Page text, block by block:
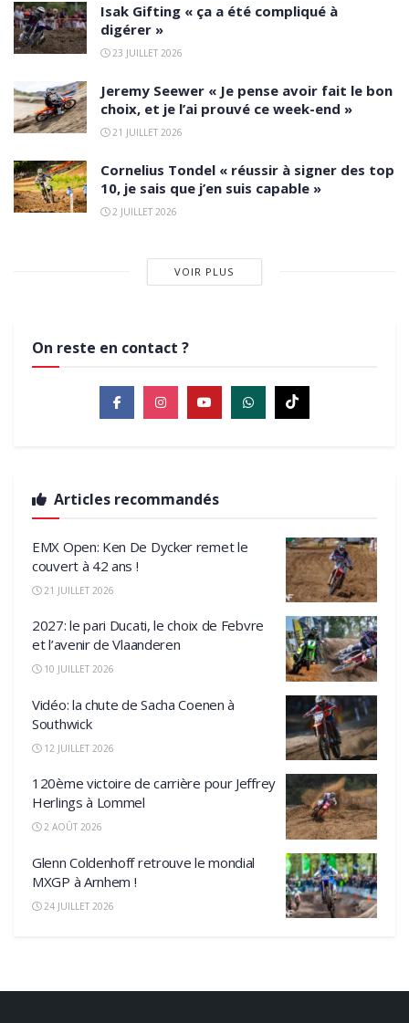
Isak Gifting « ça a été compliqué à
digérer »
23 JUILLET 2026
Jeremy Seewer « Je pense avoir fait le bon
choix, et je l’ai prouvé ce week-end »
21 JUILLET 2026
Cornelius Tondel « réussir à signer des top
10, je sais que j’en suis capable »
2 JUILLET 2026
VOIR PLUS
On reste en contact ?
Articles recommandés
EMX Open: Ken De Dycker remet le
couvert à 42 ans !
21 JUILLET 2026
2027: le pari Ducati, le choix de Febvre
et l’avenir de Vlaanderen
10 JUILLET 2026
Vidéo: la chute de Sacha Coenen à
Southwick
12 JUILLET 2026
120ème victoire de carrière pour Jeffrey
Herlings à Lommel
2 AOÛT 2026
Glenn Coldenhoff retrouve le mondial
MXGP à Arnhem !
24 JUILLET 2026